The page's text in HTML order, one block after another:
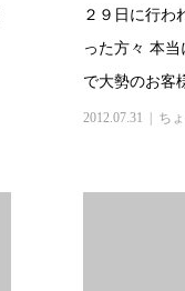
２９日に行わ
った方々 本
で大勢のお客
2012.07.31 ち